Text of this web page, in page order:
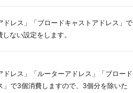
ドレス」「ブロードキャストアドレス」で
ない設定をします。
ドレス」「ルーターアドレス」「ブロード
」で3個消費しますので、3個分を除いた